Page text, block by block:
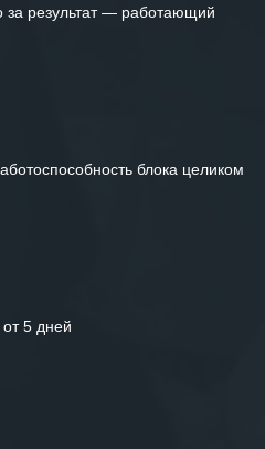
за результат — работающий
блока целиком
5 дней